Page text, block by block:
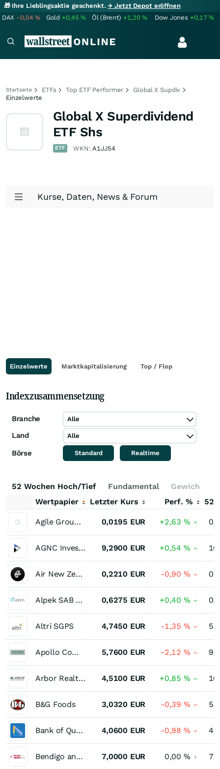
🎁 Ihre Lieblingsaktie geschenkt.→ Jetzt Depot eröffnen
DAX -0,04% Gold +0,45% Öl (Brent) +1,20% Dow Jones +0,17%
Startseite ETFs Top ETF Performer
Global X Supdiv
Einzelwerte
Global X Superdividend
ETF Shs
ETF WKN:A1JJ54
Kurse, Daten, News & Forum
Einzelwerte Marktkapitalisierung Top / Flop
Indexzusammensetzung
Branche Alle
Land Alle
Börse Standard Realtime
52 Wochen Hoch/Tief Fundamental
Gewichtung
Wertpapier
Letzter Kurs Perf. %
Agile Group Holdings 0,0195 EUR +2,63 %
AGNC Investment 9,2900 EUR +0,54 %
Air New Zealand 0,2210 EUR -0,90 %
Alpek SAB de CV Registered (I) (A) 0,6275 EUR +0,40 %
Altri SGPS 4,7450 EUR -1,35 %
Apollo Commercial Real Estate Finance 5,7600 EUR -2,12 %
Arbor Realty Trust 4,5100 EUR +0,85 %
B&G Foods 3,0320 EUR -0,39 %
Bank of Queensland 4,0600 EUR -0,98 %
Bendigo and Adelaide Bank 7,0000 EUR 0,00 %